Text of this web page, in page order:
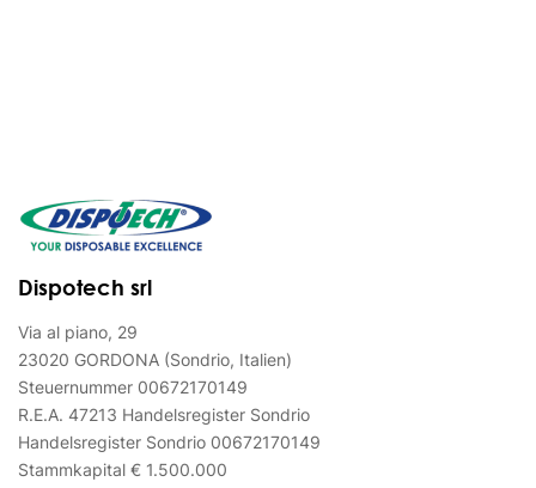
Dispotech srl
Via al piano, 29
23020 GORDONA (Sondrio, Italien)
Steuernummer 00672170149
R.E.A. 47213 Handelsregister Sondrio
Handelsregister Sondrio 00672170149
Stammkapital € 1.500.000